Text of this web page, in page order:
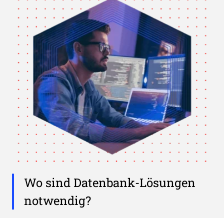
Wo sind Datenbank-Lösungen
notwendig?